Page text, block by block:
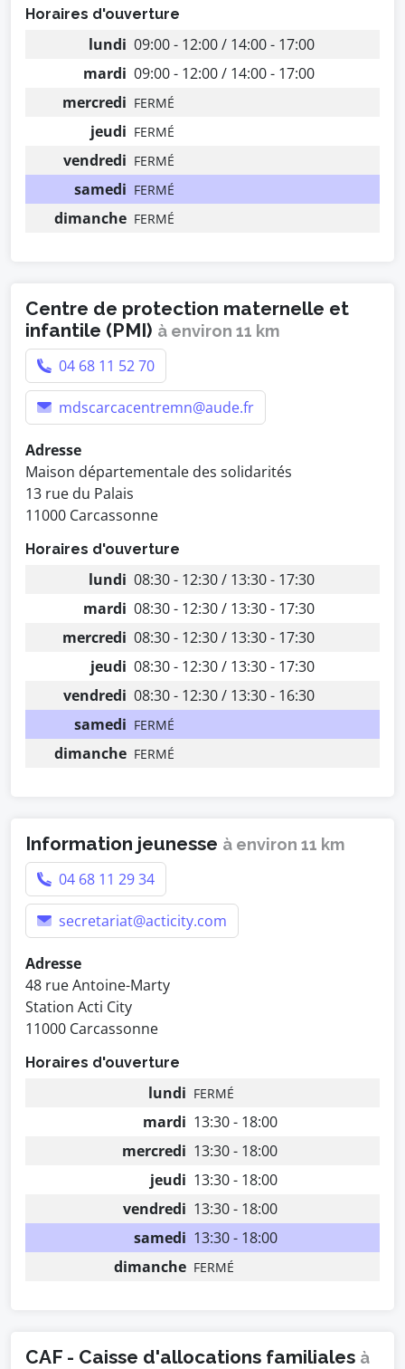
Horaires d'ouverture
lundi 09:00 - 12:00 / 14:00 - 17:00
mardi 09:00 - 12:00 / 14:00 - 17:00
mercredi FERMÉ
jeudi FERMÉ
vendredi FERMÉ
samedi FERMÉ
dimanche FERMÉ
Centre de protection maternelle et
infantile (PMI) à environ 11 km
04 68 11 52 70
mdscarcacentremn@aude.fr
Adresse
Maison départementale des solidarités
13 rue du Palais
11000 Carcassonne
Horaires d'ouverture
lundi 08:30 - 12:30 / 13:30 - 17:30
mardi 08:30 - 12:30 / 13:30 - 17:30
mercredi 08:30 - 12:30 / 13:30 - 17:30
jeudi 08:30 - 12:30 / 13:30 - 17:30
vendredi 08:30 - 12:30 / 13:30 - 16:30
samedi FERMÉ
dimanche FERMÉ
Information jeunesse à environ 11 km
04 68 11 29 34
secretariat@acticity.com
Adresse
48 rue Antoine-Marty
Station Acti City
11000 Carcassonne
Horaires d'ouverture
lundi FERMÉ
mardi 13:30 - 18:00
mercredi 13:30 - 18:00
jeudi 13:30 - 18:00
vendredi 13:30 - 18:00
samedi 13:30 - 18:00
dimanche FERMÉ
CAF - Caisse d'allocations familiales à